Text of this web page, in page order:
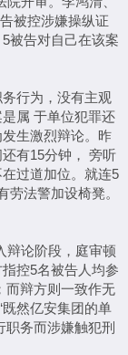
被控涉嫌操纵证
被告对自己在该案
行为，没有主观
属 于单位犯罪还
生激烈辩论。昨
有15分钟， 旁听
过道加位。就连5
法警加设椅凳。
论阶段，庭审顿
控5名被告人均参
而辩方则一致作无
既然亿安集团的单
务而涉嫌触犯刑